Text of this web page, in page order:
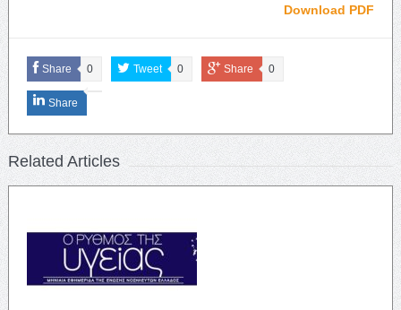
Download PDF
Share 0 Tweet 0 Share 0
Share
Related Articles